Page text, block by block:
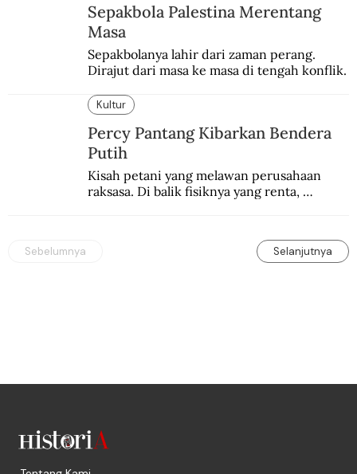
Sepakbola Palestina Merentang
Masa
Sepakbolanya lahir dari zaman perang.
Dirajut dari masa ke masa di tengah konflik.
Kultur
Percy Pantang Kibarkan Bendera
Putih
Kisah petani yang melawan perusahaan
raksasa. Di balik fisiknya yang renta,
Sebelumnya Selanjutnya